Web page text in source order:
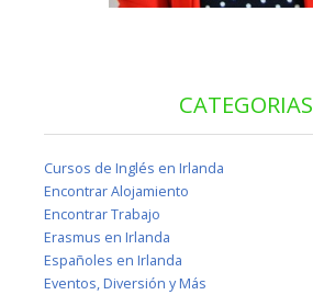
CATEGORIAS
Cursos de Inglés en Irlanda
Encontrar Alojamiento
Encontrar Trabajo
Erasmus en Irlanda
Españoles en Irlanda
Eventos, Diversión y Más